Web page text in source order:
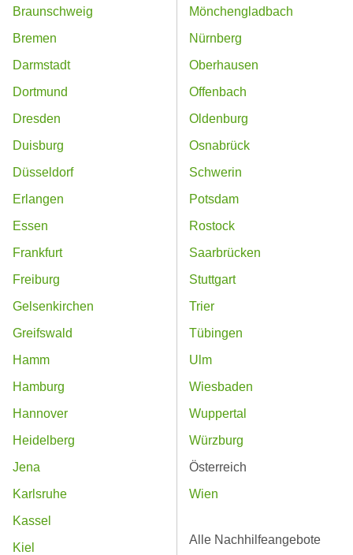
Braunschweig
Bremen
Darmstadt
Dortmund
Dresden
Duisburg
Düsseldorf
Erlangen
Essen
Frankfurt
Freiburg
Gelsenkirchen
Greifswald
Hamm
Hamburg
Hannover
Heidelberg
Jena
Karlsruhe
Kassel
Kiel
Mönchengladbach
Nürnberg
Oberhausen
Offenbach
Oldenburg
Osnabrück
Schwerin
Potsdam
Rostock
Saarbrücken
Stuttgart
Trier
Tübingen
Ulm
Wiesbaden
Wuppertal
Würzburg
Österreich
Wien
Alle Nachhilfeangebote